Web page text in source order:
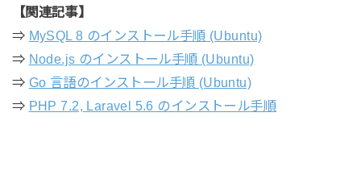
【関連記事】
⇒ MySQL 8 のインストール手順 (Ubuntu)
⇒ Node.js のインストール手順 (Ubuntu)
⇒ Go 言語のインストール手順 (Ubuntu)
⇒ PHP 7.2, Laravel 5.6 のインストール手順